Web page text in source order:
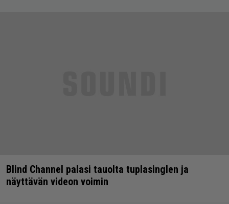
Blind Channel palasi tauolta tuplasinglen ja
näyttävän videon voimin